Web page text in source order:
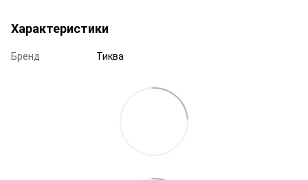
Характеристики
Бренд Тиква